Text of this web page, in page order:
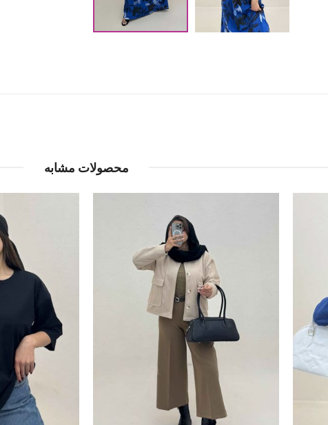
محصولات مشابه